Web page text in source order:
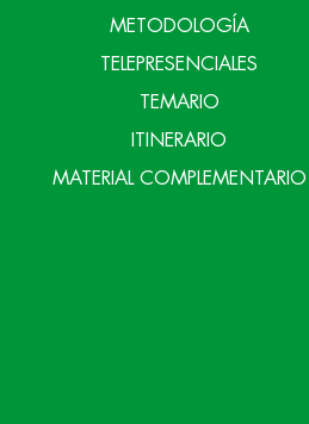
METODOLOGÍA
TELEPRESENCIALES
TEMARIO
ITINERARIO
MATERIAL COMPLEMENTARIO